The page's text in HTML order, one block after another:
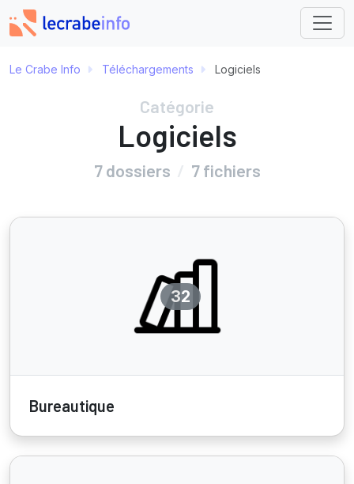
Le Crabe Info Téléchargements Logiciels
Catégorie
Logiciels
7 dossiers 7 fichiers
32
Bureautique